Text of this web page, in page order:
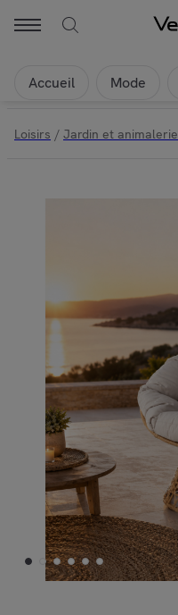
Accueil Mode
Loisirs / Jardin et animalerie